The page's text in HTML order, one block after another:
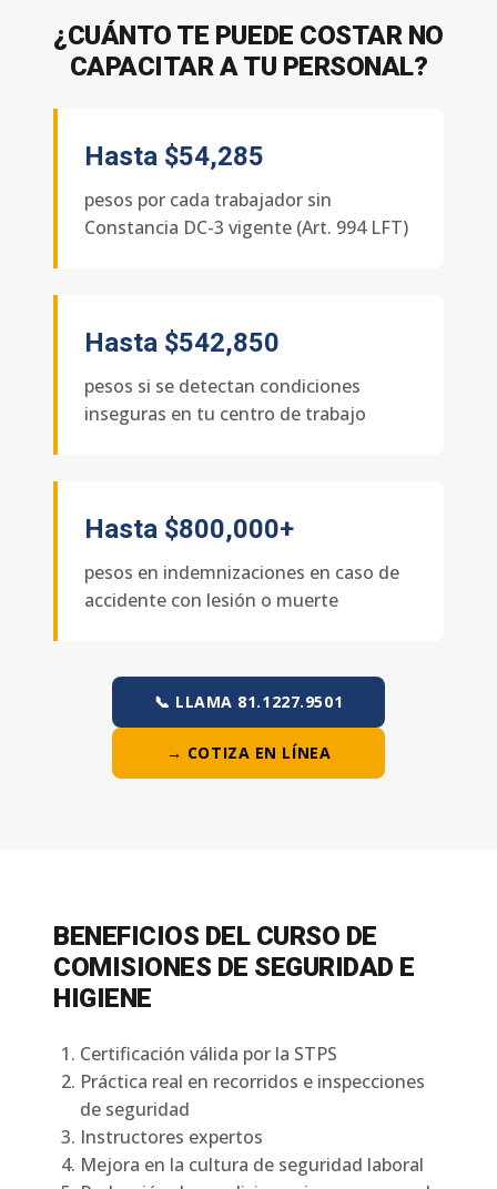
¿CUÁNTO TE PUEDE COSTAR NO
CAPACITAR A TU PERSONAL?
Hasta $54,285
pesos por cada trabajador sin
Constancia DC-3 vigente (Art. 994 LFT)
Hasta $542,850
pesos si se detectan condiciones
inseguras en tu centro de trabajo
Hasta $800,000+
pesos en indemnizaciones en caso de
accidente con lesión o muerte
📞 LLAMA 81.1227.9501
→ COTIZA EN LÍNEA
BENEFICIOS DEL CURSO DE
COMISIONES DE SEGURIDAD E
HIGIENE
Certificación válida por la STPS
Práctica real en recorridos e inspecciones
de seguridad
Instructores expertos
Mejora en la cultura de seguridad laboral